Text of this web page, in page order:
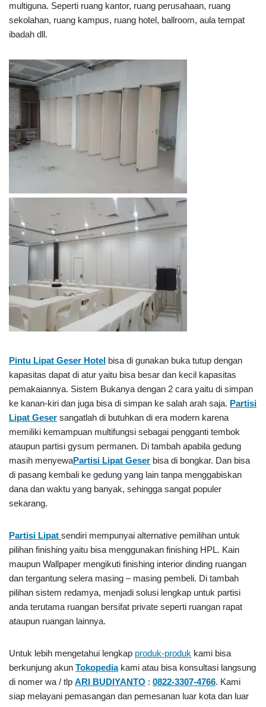
multiguna. Seperti ruang kantor, ruang perusahaan, ruang
sekolahan, ruang kampus, ruang hotel, ballroom, aula tempat
ibadah dll.
Pintu Lipat Geser Hotel bisa di gunakan buka tutup dengan
kapasitas dapat di atur yaitu bisa besar dan kecil kapasitas
pemakaiannya. Sistem Bukanya dengan 2 cara yaitu di simpan
ke kanan-kiri dan juga bisa di simpan ke salah arah saja. Partisi
Lipat Geser sangatlah di butuhkan di era modern karena
memiliki kemampuan multifungsi sebagai pengganti tembok
ataupun partisi gysum permanen. Di tambah apabila gedung
masih menyewaPartisi Lipat Geser bisa di bongkar. Dan bisa
di pasang kembali ke gedung yang lain tanpa menggabiskan
dana dan waktu yang banyak, sehingga sangat populer
sekarang.
Partisi Lipat sendiri mempunyai alternative pemilihan untuk
pilihan finishing yaitu bisa menggunakan finishing HPL. Kain
maupun Wallpaper mengikuti finishing interior dinding ruangan
dan tergantung selera masing – masing pembeli. Di tambah
pilihan sistem redamya, menjadi solusi lengkap untuk partisi
anda terutama ruangan bersifat private seperti ruangan rapat
ataupun ruangan lainnya.
Untuk lebih mengetahui lengkap produk-produk kami bisa
berkunjung akun Tokopediakami atau bisa konsultasi langsung
di nomer wa / tlp ARI BUDIYANTO : 0822-3307-4766. Kami
siap melayani pemasangan dan pemesanan luar kota dan luar